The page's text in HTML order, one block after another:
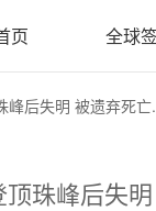
页 全球
峰后失明 被遗弃死亡
珠峰后失